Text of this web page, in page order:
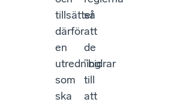
tillsätter
därför
en
utredning
som
ska
så
att
de
”bidrar
till
att